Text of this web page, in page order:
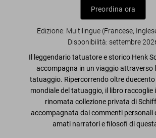
Preordina ora
Edizione: Multilingue (Francese,
Disponibilità: settembre
Il leggendario tatuatore e storico Henk
accompagna in un viaggio attraverso
tatuaggio. Ripercorrendo oltre
mondiale del tatuaggio, il libro raccoglie
rinomata collezione privata di
accompagnata dai commenti personali
amati narratori e filosofi di